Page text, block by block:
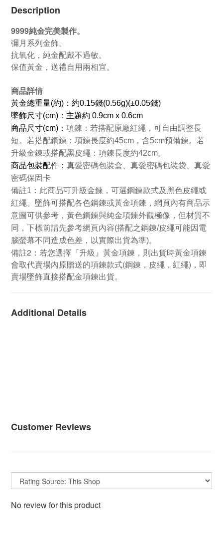
Description
9999純金完美製作。
彌月系列金飾。
抗氧化，純金配戴不過敏。
保值黃金，送禮自用兩相宜。
商品詳情
黃金總重量(約)：約0.15錢(0.56g)(±0.05錢)
墜飾尺寸(cm)：主題約 0.9cm x 0.6cm
商品尺寸(cm)： 項鍊：若搭配原廠紅繩，可自由調整長
短。若搭配鋼鍊：項鍊長度約45cm，含5cm預備鍊。若
升級金鍊或搭配黑皮繩：項鍊長度約42cm。
商品包裝配件： 真愛密碼包裝盒、真愛密碼包裝袋、真愛
密碼保固卡
備註1：此商品可升級金鍊，可選鋼鍊款式及黑色皮繩或
紅繩。墜飾可搭配各色鋼鍊或黃金項鍊，網頁內有商品示
意圖可供參考，黃色鋼鍊與純金項鍊外觀極像，但材質不
同，下標前請先參考網頁內容(搭配之鋼鍊/皮繩可能因電
腦螢幕不同造成色差，以實際出貨為準)。
備註2：若您選擇『升級』黃金項鍊，則出貨時黃金項鍊
會取代賣場內原贈送的項鍊款式(鋼鍊，皮繩，紅繩)，即
賣場墜飾直接搭配金項鍊出貨。
Additional Details
Customer Reviews
No review for this product